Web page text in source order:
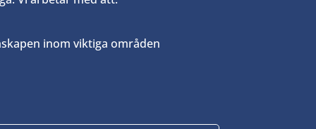
inom viktiga områden